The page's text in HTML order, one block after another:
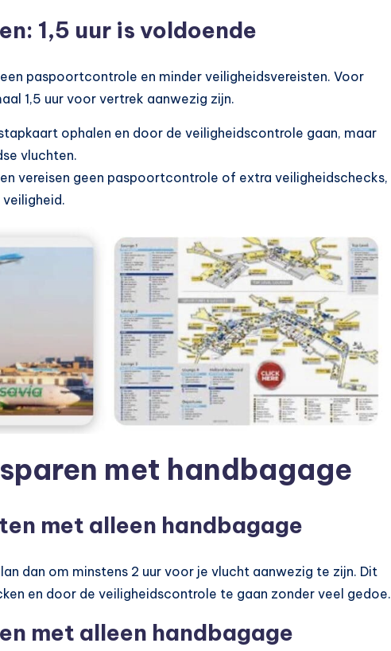
1,5 uur is voldoende
paspoortcontrole en minder veiligheidsvereisten. Voor
1,5 uur voor vertrek aanwezig zijn.
ophalen en door de veiligheidscontrole gaan, maar
vluchten.
vereisen geen paspoortcontrole of extra veiligheidschecks,
met handbagage
met alleen handbagage
dan om minstens 2 uur voor je vlucht aanwezig te zijn. Dit
en door de veiligheidscontrole te gaan zonder veel gedoe.
met alleen handbagage